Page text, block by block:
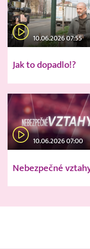
10.06.2026 07:55
Jak to dopadlo!?
10.06.2026 07:00
Nebezpečné